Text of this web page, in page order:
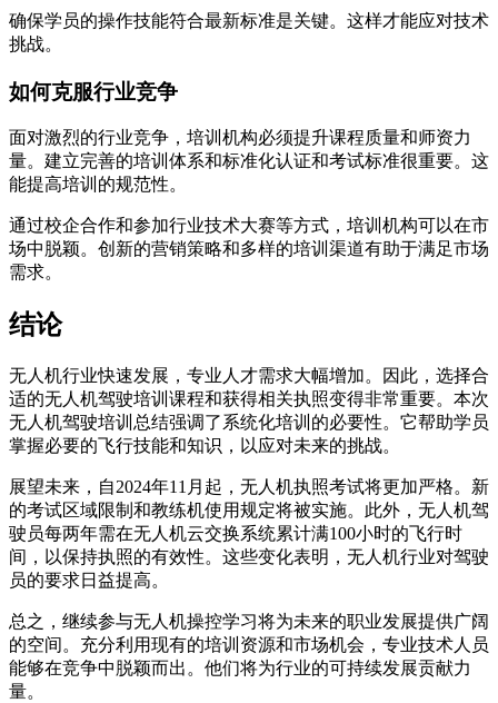
确保学员的操作技能符合最新标准是关键。这样才能应对技术
挑战。
如何克服行业竞争
面对激烈的行业竞争，培训机构必须提升课程质量和师资力
量。建立完善的培训体系和标准化认证和考试标准很重要。这
能提高培训的规范性。
通过校企合作和参加行业技术大赛等方式，培训机构可以在市
场中脱颖。创新的营销策略和多样的培训渠道有助于满足市场
需求。
结论
无人机行业快速发展，专业人才需求大幅增加。因此，选择合
适的无人机驾驶培训课程和获得相关执照变得非常重要。本次
无人机驾驶培训总结强调了系统化培训的必要性。它帮助学员
掌握必要的飞行技能和知识，以应对未来的挑战。
展望未来，自2024年11月起，无人机执照考试将更加严格。新
的考试区域限制和教练机使用规定将被实施。此外，无人机驾
驶员每两年需在无人机云交换系统累计满100小时的飞行时
间，以保持执照的有效性。这些变化表明，无人机行业对驾驶
员的要求日益提高。
总之，继续参与无人机操控学习将为未来的职业发展提供广阔
的空间。充分利用现有的培训资源和市场机会，专业技术人员
能够在竞争中脱颖而出。他们将为行业的可持续发展贡献力
量。